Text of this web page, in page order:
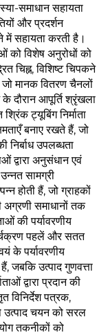
समाधान सहायता
और प्रदर्शन
सहायता करती है।
को विशेष अनुरोधों को
चिह्न, विशिष्ट चिपकने
जो मानक वितरण चैनलों
दौरान आपूर्ति श्रृंखला
ट्यूबिंग निर्माता
बनाए रखते हैं, जो
निर्बाध उपलब्धता
द्वारा अनुसंधान एवं
सामग्री
होती हैं, जो ग्राहकों
समाधानों तक
की पर्यावरणीय
पहलें और सतत
के पर्यावरणीय
जबकि उत्पाद गुणवत्ता
द्वारा प्रदान की
विनिर्देश पत्रक,
उत्पाद चयन को सरल
तकनीकों को